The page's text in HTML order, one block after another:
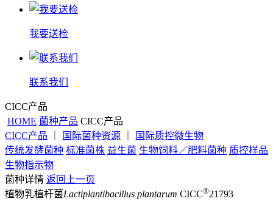
我要送检
联系我们
CICC产品
HOME 菌种产品 CICC产品
CICC产品
国际菌种资源
国际质控微生物
传统发酵菌种 标准菌株 益生菌 生物饲料／肥料菌种 质控样品
生物指示物
菌种详情 返回上一页
植物乳植杆菌Lactiplantibacillus plantarum CICC®21793